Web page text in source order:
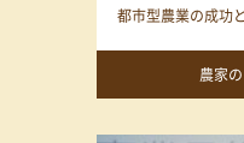
都市型農業の成功と
農家